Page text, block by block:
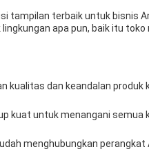
tampilan terbaik untuk bisnis
apa pun, baik itu
kualitas dan keandalan produk
kuat untuk menangani semua
menghubungkan